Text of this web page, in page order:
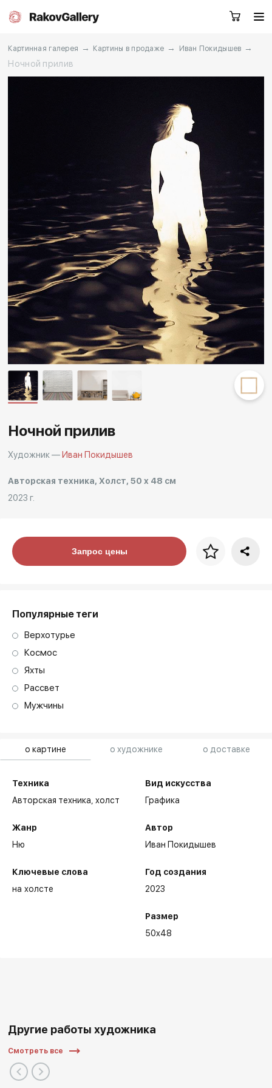
Каталог Художники
О нас Услуги
События Контакты
Другие проекты
Rakov
special
Заказать звонок
Картинная галерея → Картины в продаже → Иван Покидышев →
Ночной прилив
о картине о художнике о доставке
Техника
Авторская техника,холст
Жанр
Ню
Ключевые слова
на холсте
Вид искусства
Графика
Автор
Иван Покидышев
Год создания
2023
Размер
50x48
Ночной прилив
Художник — Иван Покидышев
Авторская техника, Холст, 50 x 48 см
2023 г.
Цена за багетЗапрос цены
Популярные теги
Верхотурье
Космос
Яхты
Рассвет
Мужчины
Другие работы художника
Смотреть все